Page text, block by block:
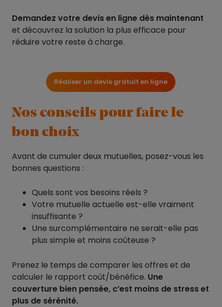
Demandez votre devis en ligne dès maintenant
et découvrez la solution la plus efficace pour
réduire votre reste à charge.
Réaliser un devis gratuit en ligne
Nos conseils pour faire le
bon choix
Avant de cumuler deux mutuelles, posez-vous les
bonnes questions :
Quels sont vos besoins réels ?
Votre mutuelle actuelle est-elle vraiment
insuffisante ?
Une surcomplémentaire ne serait-elle pas
plus simple et moins coûteuse ?
Prenez le temps de comparer les offres et de
calculer le rapport coût/bénéfice. Une
couverture bien pensée, c’est moins de stress et
plus de sérénité.